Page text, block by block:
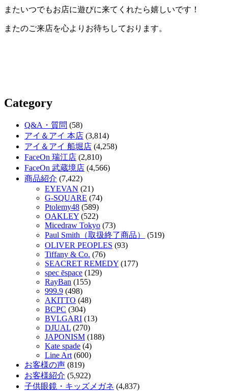
またいつでもお店に遊びに来てくれたら嬉しいです！
またのご来店を心よりお待ちしております。
Category
Q&A・質問 (58)
アイ＆アイ 本店 (3,814)
アイ＆アイ 船堀店 (4,258)
FaceOn 瑞江店 (2,810)
FaceOn 武蔵境店 (4,566)
商品紹介 (7,422)
EYEVAN (21)
G-SQUARE (74)
Ptolemy48 (589)
OAKLEY (522)
Micedraw Tokyo (73)
Paul Smith（取扱終了商品）
(519)
OLIVER PEOPLES (93)
Tiffany & Co. (76)
SEACRET REMEDY (177)
spec ēspace (129)
RayBan (155)
999.9 (498)
AKITTO (48)
BCPC (304)
BVLGARI (13)
DJUAL (270)
JAPONISM (188)
Kate spade (4)
Line Art (600)
お客様の声 (819)
お客様紹介 (5,922)
子供眼鏡・キッズメガネ (4,837)